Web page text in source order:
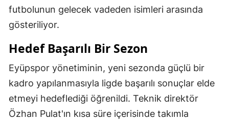
futbolunun gelecek vadeden isimleri arasında
gösteriliyor.
Hedef Başarılı Bir Sezon
Eyüpspor yönetiminin, yeni sezonda güçlü bir
kadro yapılanmasıyla ligde başarılı sonuçlar elde
etmeyi hedeflediği öğrenildi. Teknik direktör
Özhan Pulat'ın kısa süre içerisinde takımla